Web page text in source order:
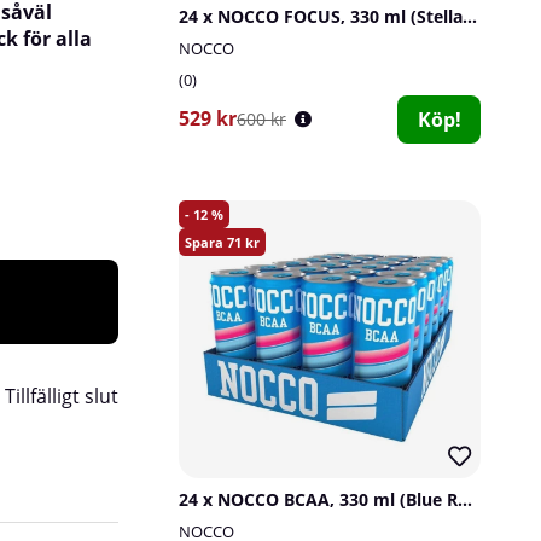
för alla
Tillfälligt slut
24 x NOCCO FOCUS, 330 ml (Stellar Blend)
NOCCO
0
529 kr600 kr Köp!
12
71
24 x NOCCO BCAA, 330 ml (Blue Raspberry)
NOCCO